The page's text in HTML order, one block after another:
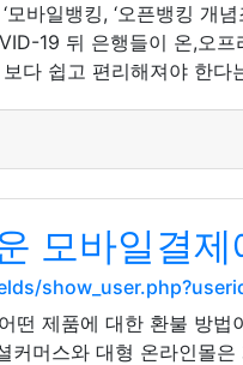
바일뱅킹, ‘오픈뱅킹
19 뒤 은행들이 온,오
다 쉽고 편리해져야 한다
모바일결
떤 제품에 대한 환불 방
머스와 대형 온라인몰